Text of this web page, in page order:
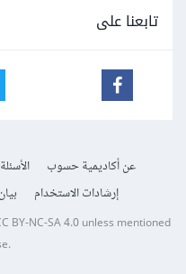
تابعنا على
عن أكاديمية حسوب
إرشادات الاستخدام
BY-NC-SA 4.0unless mentioned